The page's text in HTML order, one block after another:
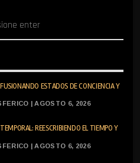
ESTADOS DE CONCIENCIA Y
| AGOSTO 6, 2026
REESCRIBIENDO EL TIEMPO Y
| AGOSTO 6, 2026